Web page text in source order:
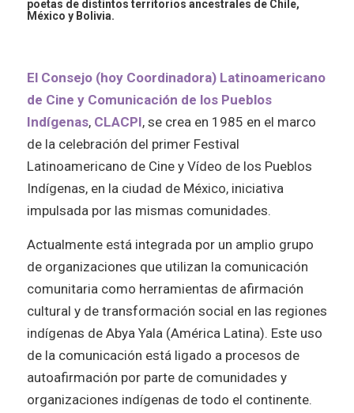
poetas de distintos territorios ancestrales de Chile,
México y Bolivia.
El Consejo (hoy Coordinadora) Latinoamericano
de Cine y Comunicación de los Pueblos
Indígenas, CLACPI, se crea en 1985 en el marco
de la celebración del primer Festival
Latinoamericano de Cine y Vídeo de los Pueblos
Indígenas, en la ciudad de México, iniciativa
impulsada por las mismas comunidades.
Actualmente está integrada por un amplio grupo
de organizaciones que utilizan la comunicación
comunitaria como herramientas de afirmación
cultural y de transformación social en las regiones
indígenas de Abya Yala (América Latina). Este uso
de la comunicación está ligado a procesos de
autoafirmación por parte de comunidades y
organizaciones indígenas de todo el continente.